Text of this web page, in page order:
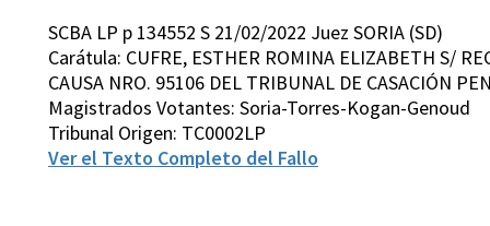
SCBA LP p 134552 S 21/02/2022 Juez SORIA (SD)
Carátula: CUFRE, ESTHER ROMINA ELIZABETH S/
CAUSA NRO. 95106 DEL TRIBUNAL DE CASACIÓN
Magistrados Votantes: Soria-Torres-Kogan-Genoud
Tribunal Origen: TC0002LP
Ver el Texto Completo del Fallo